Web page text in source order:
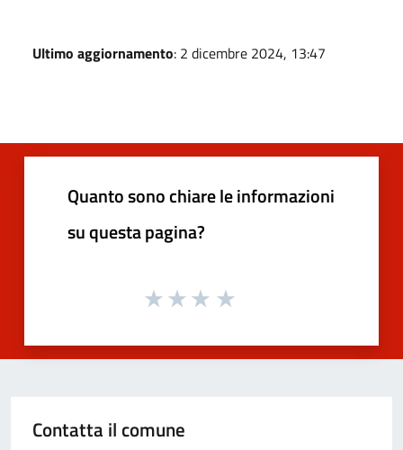
Ultimo aggiornamento: 2 dicembre 2024, 13:47
Quanto sono chiare le informazioni
su questa pagina?
Contatta il comune